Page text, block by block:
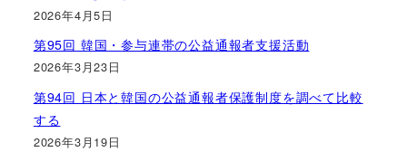
2026年4月5日
第95回 韓国・参与連帯の公益通報者支援活動
2026年3月23日
第94回 日本と韓国の公益通報者保護制度を調べて比較
する
2026年3月19日